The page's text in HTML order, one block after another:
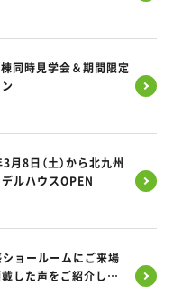
同時見学会＆期間限定
月8日（土）から北九州
ルハウスOPEN
ショールームにご来場
した声をご紹介しま